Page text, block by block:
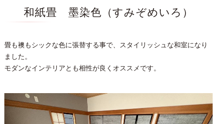
和紙畳 墨染色（すみぞめいろ）
畳も襖もシックな色に張替する事で、スタイリッシュな和室になり
ました。
モダンなインテリアとも相性が良くオススメです。